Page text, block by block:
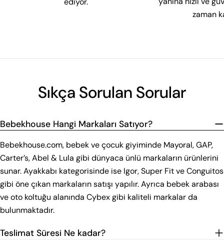
zaman
Sıkça Sorulan Sorular
Bebekhouse Hangi Markaları Satıyor?
Bebekhouse.com, bebek ve çocuk giyiminde Mayoral, GAP,
Carter’s, Abel & Lula gibi dünyaca ünlü markaların ürünlerini
sunar. Ayakkabı kategorisinde ise Igor, Super Fit ve Conguitos
gibi öne çıkan markaların satışı yapılır. Ayrıca bebek arabası
ve oto koltuğu alanında Cybex gibi kaliteli markalar da
bulunmaktadır.
Teslimat Süresi Ne kadar?